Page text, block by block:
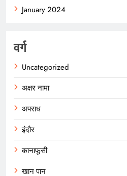
January 2024
वर्ग
Uncategorized
अक्षर नामा
अपराध
इंदौर
कानाफूसी
खान पान